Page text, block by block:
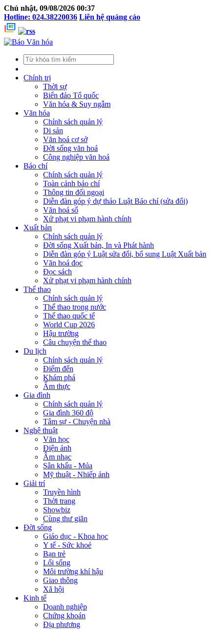
Chủ nhật, 09/08/2026 00:37
Hotline: 024.38220036 Liên hệ quảng cáo
Chính trị
Thời sự
Biển đảo Tổ quốc
Văn hóa & Suy ngẫm
Văn hóa
Chính sách quản lý
Di sản
Văn hoá cơ sở
Đời sống văn hoá
Công nghiệp văn hoá
Báo chí
Chính sách quản lý
Toàn cảnh báo chí
Thông tin đối ngoại
Diễn đàn góp ý dự thảo Luật Báo chí (sửa đổi)
Văn hoá số
Xử phạt vi phạm hành chính
Xuất bản
Chính sách quản lý
Đời sống Xuất bản, In và Phát hành
Diễn đàn góp ý Luật sửa đổi, bổ sung Luật Xuất bản
Văn hoá đọc
Đọc sách
Xử phạt vi phạm hành chính
Thể thao
Chính sách quản lý
Thể thao trong nước
Thể thao quốc tế
World Cup 2026
Hậu trường
Câu chuyện thể thao
Du lịch
Chính sách quản lý
Điểm đến
Khám phá
Ẩm thực
Gia đình
Chính sách quản lý
Gia đình 360 độ
Tâm sự - Chuyện nhà
Nghệ thuật
Văn học
Điện ảnh
Âm nhạc
Sân khấu - Múa
Mỹ thuật - Nhiếp ảnh
Giải trí
Truyền hình
Thời trang
Showbiz
Cùng thư giãn
Đời sống
Giáo dục - Khoa học
Y tế - Sức khoẻ
Bạn trẻ
Lối sống
Môi trường khí hậu
Giao thông
Xã hội
Kinh tế
Doanh nghiệp
Chứng khoán
Địa phương